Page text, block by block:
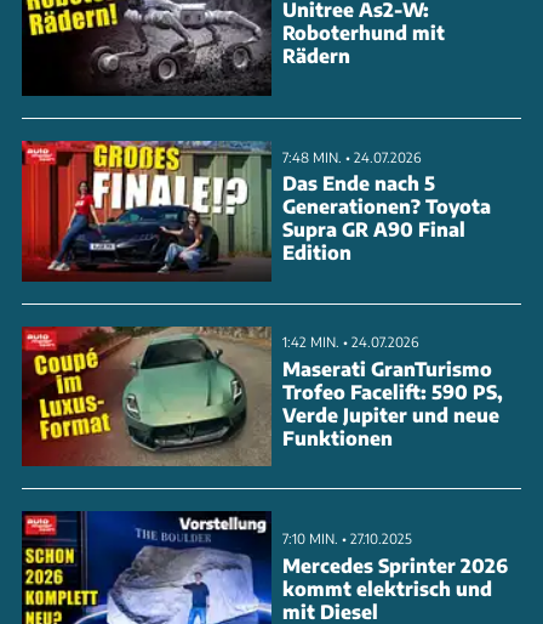
Unitree As2-W:
Roboterhund mit
Rädern
7:48 MIN. • 24.07.2026
Das Ende nach 5
Generationen? Toyota
Supra GR A90 Final
Edition
1:42 MIN. • 24.07.2026
Maserati GranTurismo
Trofeo Facelift: 590 PS,
Verde Jupiter und neue
Funktionen
7:10 MIN. • 27.10.2025
Mercedes Sprinter 2026
kommt elektrisch und
mit Diesel